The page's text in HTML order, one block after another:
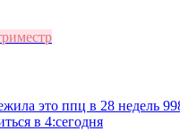
это ппц в 28 недель
в 4:сегодня